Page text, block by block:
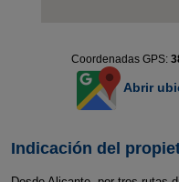
Coordenadas GPS:
Abrir
Indicación del